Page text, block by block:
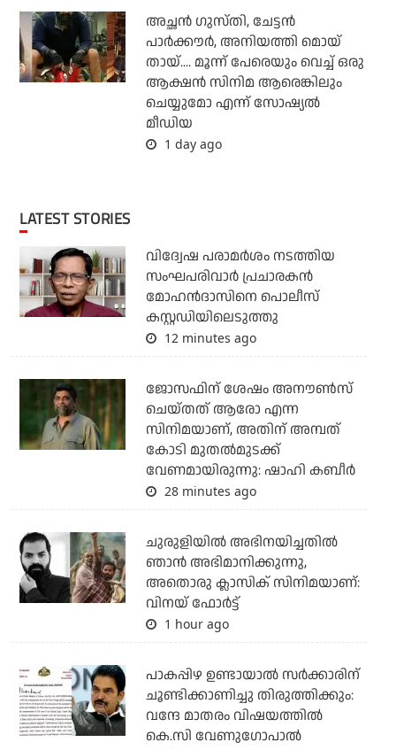
അച്ഛന്‍ ഗുസ്തി, ചേട്ടന്‍
പാര്‍ക്കൗര്‍, അനിയത്തി മൊയ്
തായ്.... മൂന്ന് പേരെയും വെച്ച് ഒരു
ആക്ഷന്‍ സിനിമ ആരെങ്കിലും
ചെയ്യുമോ എന്ന് സോഷ്യല്‍
മീഡിയ
1 day ago
LATEST STORIES
വിദ്വേഷ പരാമര്‍ശം നടത്തിയ
സംഘപരിവാര്‍ പ്രചാരകന്‍
മോഹന്‍ദാസിനെ പൊലീസ്
കസ്റ്റഡിയിലെടുത്തു
12 minutes ago
ജോസഫിന് ശേഷം അനൗണ്‍സ്
ചെയ്തത് ആരോ എന്ന
സിനിമയാണ്, അതിന് അമ്പത്
കോടി മുതല്‍മുടക്ക്
വേണമായിരുന്നു: ഷാഹി കബീര്‍
28 minutes ago
ചുരുളിയിൽ അഭിനയിച്ചതിൽ
ഞാൻ അഭിമാനിക്കുന്നു,
അതൊരു ക്ലാസിക് സിനിമയാണ്:
വിനയ് ഫോർട്ട്
1 hour ago
പാകപ്പിഴ ഉണ്ടായാല്‍ സര്‍ക്കാരിന്
ചൂണ്ടിക്കാണിച്ചു തിരുത്തിക്കും:
വന്ദേ മാതരം വിഷയത്തില്‍
കെ.സി വേണുഗോപാല്‍